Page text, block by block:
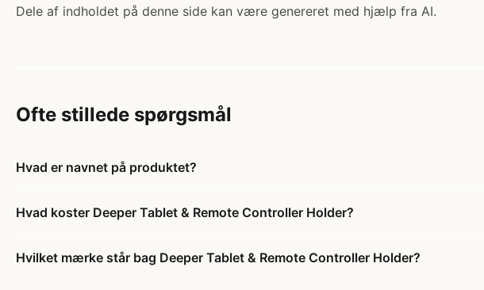
Dele af indholdet på denne side kan være genereret med hjælp fra AI.
Ofte stillede spørgsmål
Hvad er navnet på produktet?
Hvad koster Deeper Tablet & Remote Controller Holder?
Hvilket mærke står bag Deeper Tablet & Remote Controller Holder?